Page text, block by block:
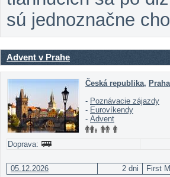
sú jednoznačne
Advent v Prahe
Česká republika, Praha
- Poznávacie zájazdy
- Eurovíkendy
- Advent
Doprava:
05.12.2026 2 dni First